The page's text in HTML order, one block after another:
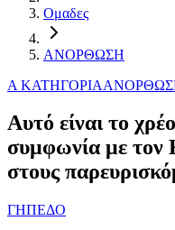
Ομαδες
ΑΝΟΡΘΩΣΗ
Α ΚΑΤΗΓΟΡΙΑ
Αυτό είναι το
συμφωνία με τον
στους
ΓΗΠΕΔΟ